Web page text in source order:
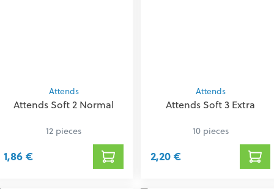
Attends
Attends Soft 2 Normal
12 pieces
1,86 €
Attends
Attends Soft 3 Extra
10 pieces
2,20 €